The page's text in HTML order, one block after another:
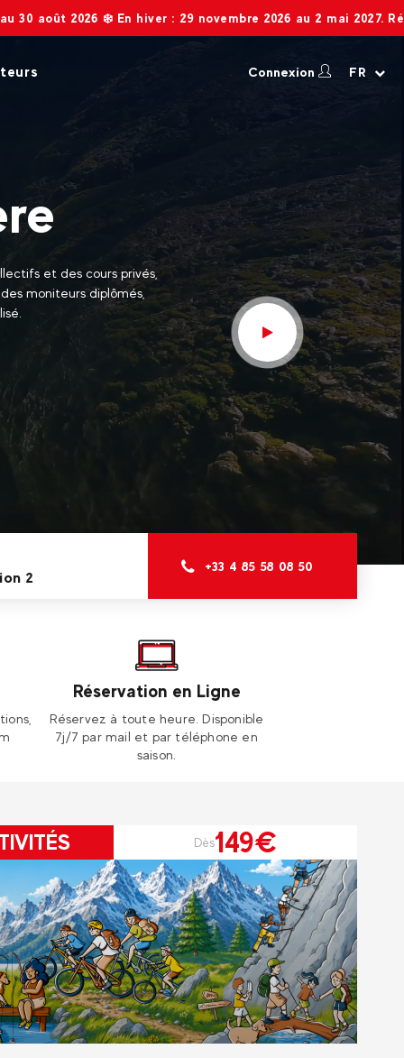
hiver : 29 novembre 2026 au 2 mai 2027. Réservation en
Connexion FR
et des cours privés,
moniteurs diplômés,
2
+33 4 85 58 08 50
Réservation en Ligne
Réservez à toute heure. Disponible
7j/7 par mail et par téléphone en
saison.
Dès149€